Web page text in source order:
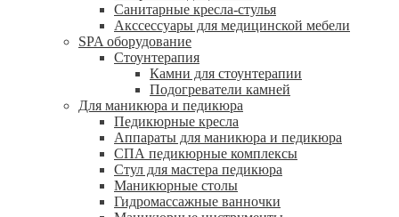
Санитарные кресла-стулья
Акссессуары для медицинской мебели
SPA оборудование
Стоунтерапия
Камни для стоунтерапии
Подогреватели камней
Для маникюра и педикюра
Педикюрные кресла
Аппараты для маникюра и педикюра
СПА педикюрные комплексы
Стул для мастера педикюра
Маникюрные столы
Гидромассажные ванночки